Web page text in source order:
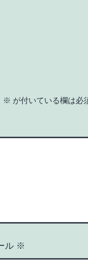
※ が付いている欄は必
ル ※